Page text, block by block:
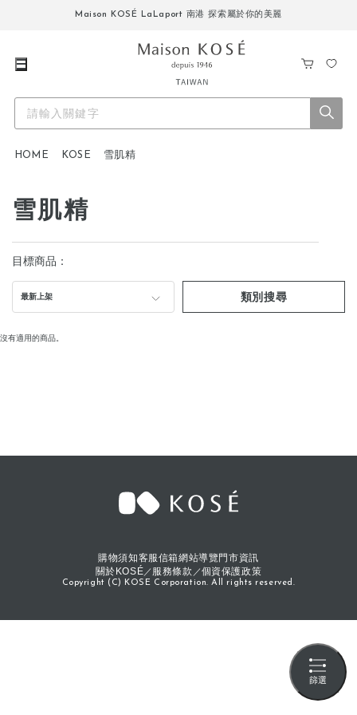
Maison KOSÉ LaLaport 南港 探索屬於你的美麗
HOME KOSE 雪肌精
篩選
雪肌精
目標商品：
最新上架 類別搜尋
沒有適用的商品。
購物須知客服信箱網站導覽門市資訊
關於KOSÉ
服務條款 個資保護政策
Copyright (C) KOSE Corporation. All rights reserved.